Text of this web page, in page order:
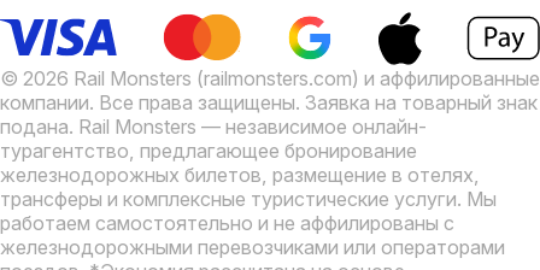
© 2026 Rail Monsters (railmonsters.com) и аффилированные
компании. Все права защищены. Заявка на товарный знак
подана. Rail Monsters — независимое онлайн-
турагентство, предлагающее бронирование
железнодорожных билетов, размещение в отелях,
трансферы и комплексные туристические услуги. Мы
работаем самостоятельно и не аффилированы с
железнодорожными перевозчиками или операторами